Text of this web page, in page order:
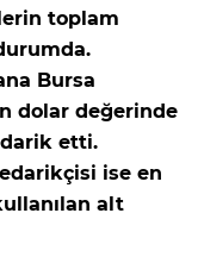
toplam
Bursa
dolar değerinde
etti.
ise en
alt